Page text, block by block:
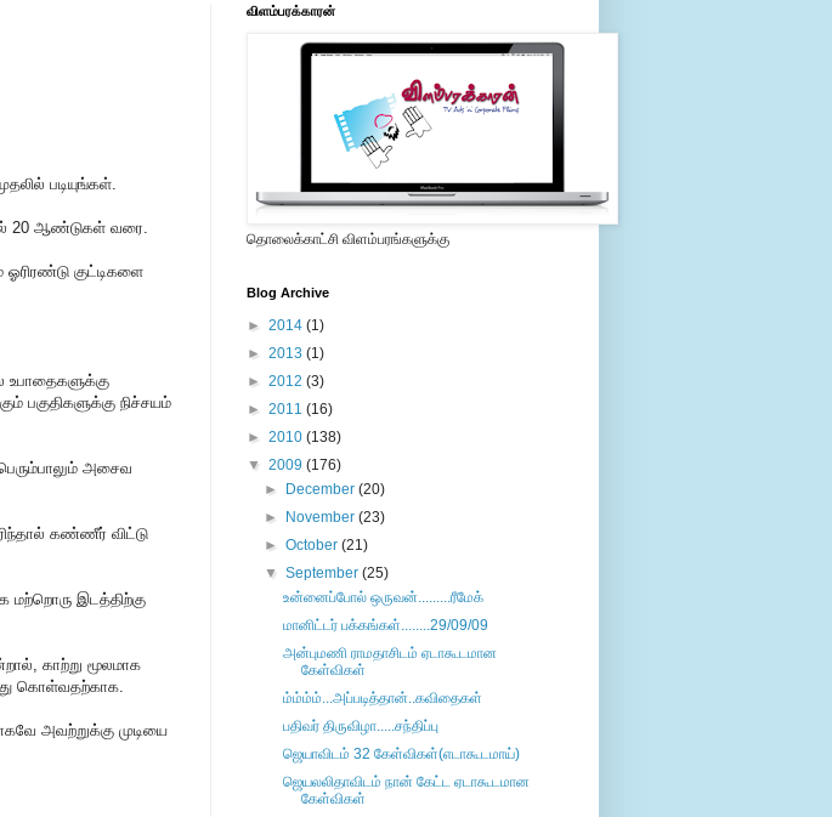
படியு‌ங்க‌ள்.
20 ஆண்டுகள் வரை.
குட்டிகளை
உபாதைகளுக்கு
பகு‌திகளு‌க்கு ‌நி‌ச்சய‌ம்
அசைவ
கண்ணீர் விட்டு
ம‌ற்றொரு இட‌த்‌தி‌ற்கு
கா‌ற்று மூலமாக
கொ‌ள்வத‌ற்காக.
அவற்றுக்கு முடியை
விளம்பரக்காரன்
தொலைக்காட்சி விளம்பரங்களுக்கு
Blog Archive
► 2014 (1)
► 2013 (1)
► 2012 (3)
► 2011 (16)
► 2010 (138)
▼ 2009 (176)
►
December(20)
►
November(23)
►October(21)
▼September(25)
உன்னைப்போல் ஒருவன்.........ரீமேக்
மானிட்டர் பக்கங்கள்........29/09/09
அன்புமணி ராமதாசிடம் ஏடாகூடமான
கேள்விகள்
ம்ம்ம்ம்...அப்படித்தான்..கவிதைகள்
பதிவர் திருவிழா.....சந்திப்பு
ஜெயாவிடம் 32 கேள்விகள்(எடாகூடமாய்)
ஜெயலலிதாவிடம் நான் கேட்ட ஏடாகூடமான
கேள்விகள்